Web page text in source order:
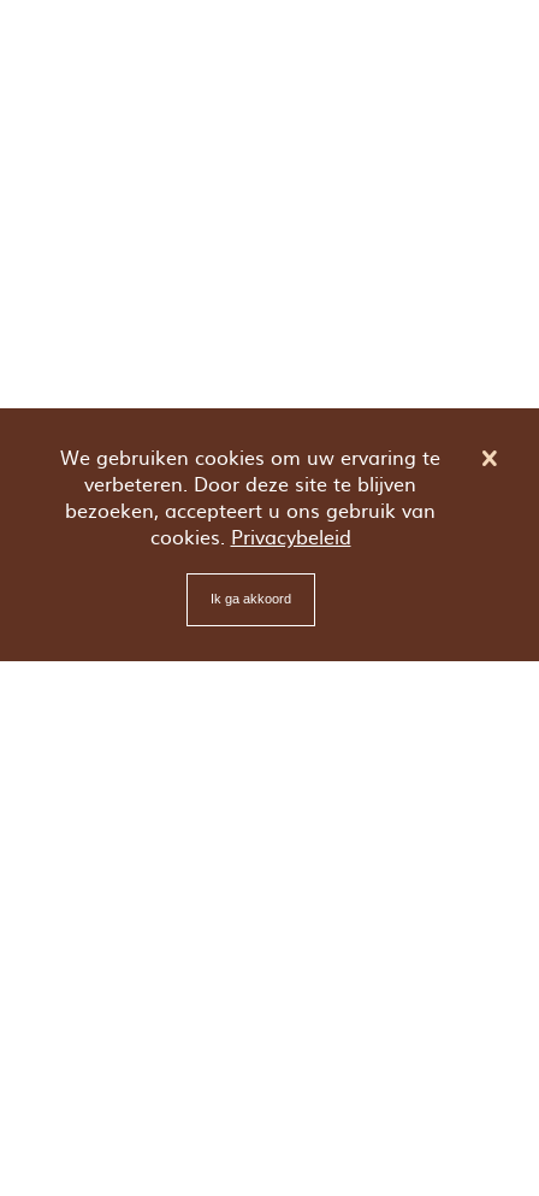
We gebruiken cookies om uw ervaring te
verbeteren. Door deze site te blijven
bezoeken, accepteert u ons gebruik van
cookies. Privacybeleid
Ik ga akkoord